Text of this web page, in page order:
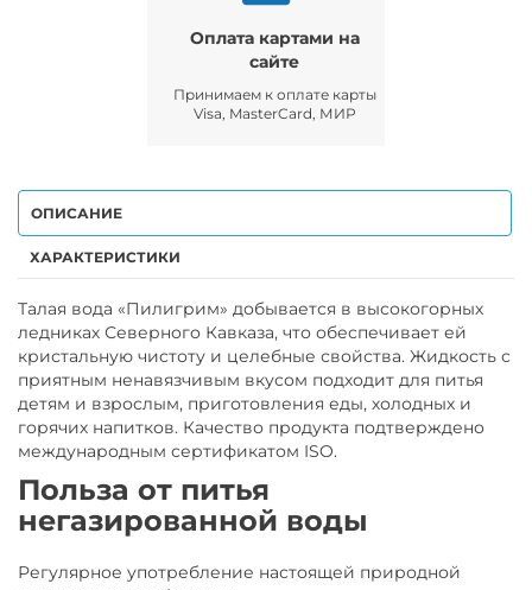
Оплата картами на
сайте
Принимаем к оплате карты
Visa, MasterCard, МИР
ОПИСАНИЕ
ХАРАКТЕРИСТИКИ
Талая вода «Пилигрим» добывается в высокогорных
ледниках Северного Кавказа, что обеспечивает ей
кристальную чистоту и целебные свойства. Жидкость с
приятным ненавязчивым вкусом подходит для питья
детям и взрослым, приготовления еды, холодных и
горячих напитков. Качество продукта подтверждено
международным сертификатом ISO.
Польза от питья
негазированной воды
Регулярное употребление настоящей природной